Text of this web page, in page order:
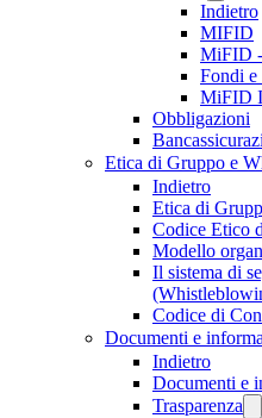
Indietro
MIFID
MiFID -
Fondi e
MiFID
Obbligazioni
Etica di Gruppo e
Indietro
Etica di
Codice Etico
Modello
Il sistema di
Codice di
Documenti e
Indietro
Documenti e
Trasparenza